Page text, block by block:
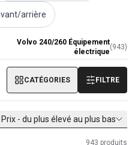
arrière
air frais (1961-73)
arrière
Volvo 240/260 Équipement
électrique
(943)
CATÉGORIES FILTRE
Prix - du plus élevé au plus bas
943 produits